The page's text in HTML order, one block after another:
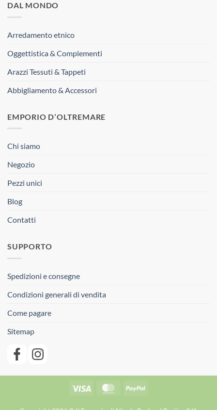
DAL MONDO
Arredamento etnico
Oggettistica & Complementi
Arazzi Tessuti & Tappeti
Abbigliamento & Accessori
EMPORIO D’OLTREMARE
Chi siamo
Negozio
Pezzi unici
Blog
Contatti
SUPPORTO
Spedizioni e consegne
Condizioni generali di vendita
Come pagare
Sitemap
Visa MasterCardPayPal